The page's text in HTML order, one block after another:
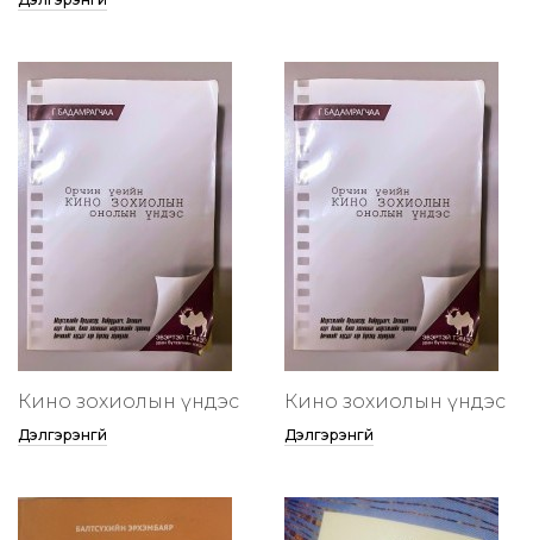
Кино зохиолын үндэс
Дэлгэрэнгүй
Кино зохиолын үндэс
Дэлгэрэнгүй